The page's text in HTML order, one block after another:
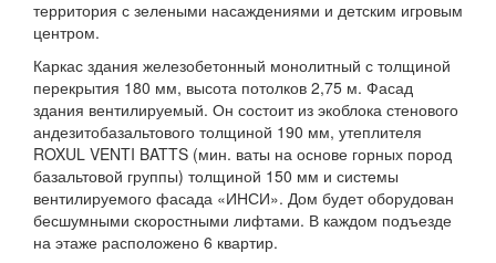
территория с зелеными насаждениями и детским игровым
центром.
Каркас здания железобетонный монолитный с толщиной
перекрытия 180 мм, высота потолков 2,75 м. Фасад
здания вентилируемый. Он состоит из экоблока стенового
андезитобазальтового толщиной 190 мм, утеплителя
ROXUL VENTI BATTS (мин. ваты на основе горных пород
базальтовой группы) толщиной 150 мм и системы
вентилируемого фасада «ИНСИ». Дом будет оборудован
бесшумными скоростными лифтами. В каждом подъезде
на этаже расположено 6 квартир.